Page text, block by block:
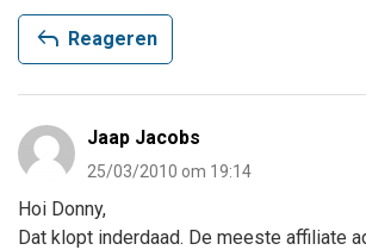
reply Reageren
Jaap Jacobs
25/03/2010 om 19:14
Hoi Donny,
Dat klopt inderdaad. De meeste affiliate